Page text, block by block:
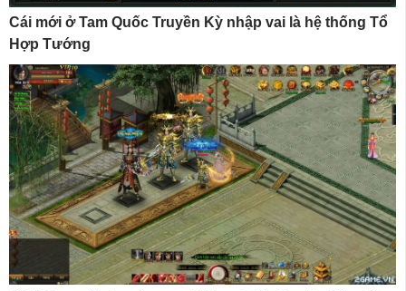
Cái mới ở Tam Quốc Truyền Kỳ nhập vai là hệ thống Tổ
Hợp Tướng